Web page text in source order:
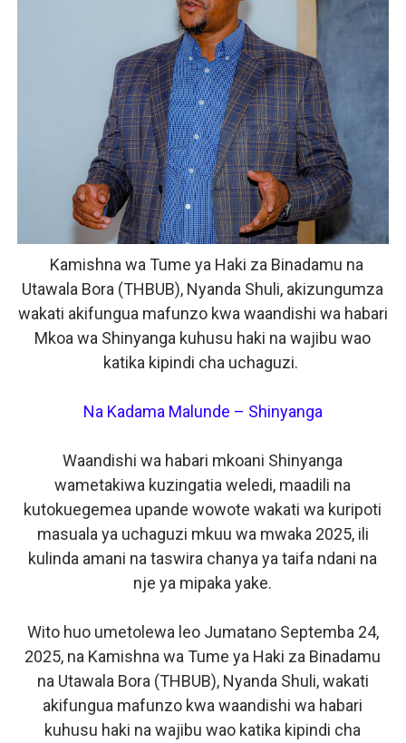
DKT. MSONDE: TBA NI KITOVU CHA FURSA ZA
Waziri Kabudi: Kilosa Iendelee Kulinda Amani,
HABARI ZILIZOPEWA UZITO WA JUU KATIKA
MHE. MAHUNDI ASHIRIKI MAPOKEZI YA MWAKILISHI
KAULIMBIU YA PSSSF YA ‘TUNALIPA JANA’
TANZANIA KUNUFAIKA NA SH. BILIONI 10 ZA BIASHARA
TIRDO YAJA NA TEKNOLOJIA YA KUPUNGUZA
FCC YAENDELEA KUJENGA MAZINGIRA BORA YA
MATI TECHNOLOGIES YAONYESHA UWEZO WA
Kamishna wa Tume ya Haki za Binadamu na
Utawala Bora (THBUB), Nyanda Shuli, akizungumza
wakati akifungua mafunzo kwa waandishi wa habari
Mkoa wa Shinyanga kuhusu haki na wajibu wao
katika kipindi cha uchaguzi.
Na Kadama Malunde – Shinyanga
Waandishi wa habari mkoani Shinyanga
wametakiwa kuzingatia weledi, maadili na
kutokuegemea upande wowote wakati wa kuripoti
masuala ya uchaguzi mkuu wa mwaka 2025, ili
kulinda amani na taswira chanya ya taifa ndani na
nje ya mipaka yake.
Wito huo umetolewa leo Jumatano Septemba 24,
2025, na Kamishna wa Tume ya Haki za Binadamu
na Utawala Bora (THBUB), Nyanda Shuli, wakati
akifungua mafunzo kwa waandishi wa habari
kuhusu haki na wajibu wao katika kipindi cha